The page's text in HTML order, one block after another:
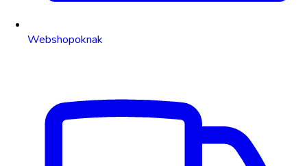
Webshopoknak